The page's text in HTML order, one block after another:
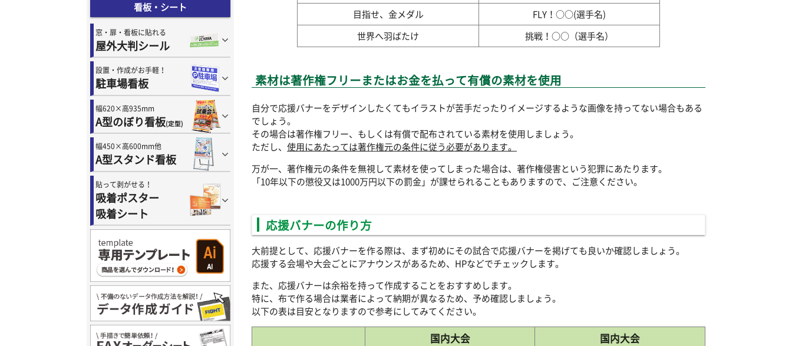
看板・シート
窓・扉・看板に貼れる
屋外大判シール
設置・作成がお手軽！
駐車場看板
幅620×高935mm
A型のぼり看板(定型)
幅450×高600mm他
A型スタンド看板
貼って剥がせる！
吸着ポスター
吸着シート
目指せ、金メダル
FLY！○○(選手名)
世界へ羽ばたけ
挑戦！○○（選手名）
素材は著作権フリーまたはお金を払って有償の素材を使用
自分で応援バナーをデザインしたくてもイラストが苦手だったりイメージするような画像を持ってない場合もある
でしょう。
その場合は著作権フリー、もしくは有償で配布されている素材を使用しましょう。
ただし、 使用にあたっては著作権元の条件に従う必要があります。
万が一、著作権元の条件を無視して素材を使ってしまった場合は、著作権侵害という犯罪にあたります。
「10年以下の懲役又は1000万円以下の罰金」が課せられることもありますので、ご注意ください。
応援バナーの作り方
大前提として、応援バナーを作る際は、まず初めにその試合で応援バナーを掲げても良いか確認しましょう。
応援する会場や大会ごとにアナウンスがあるため、HPなどでチェックします。
また、応援バナーは余裕を持って作成することをおすすめします。
特に、布で作る場合は業者によって納期が異なるため、予め確認しましょう。
以下の表は目安となりますので参考にしてみてください。
国内大会 国内大会